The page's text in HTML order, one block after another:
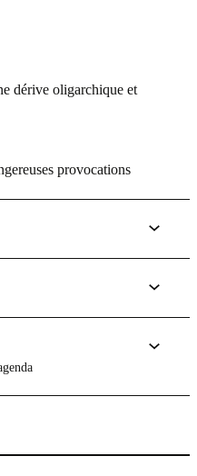
dérive oligarchique et
provocations